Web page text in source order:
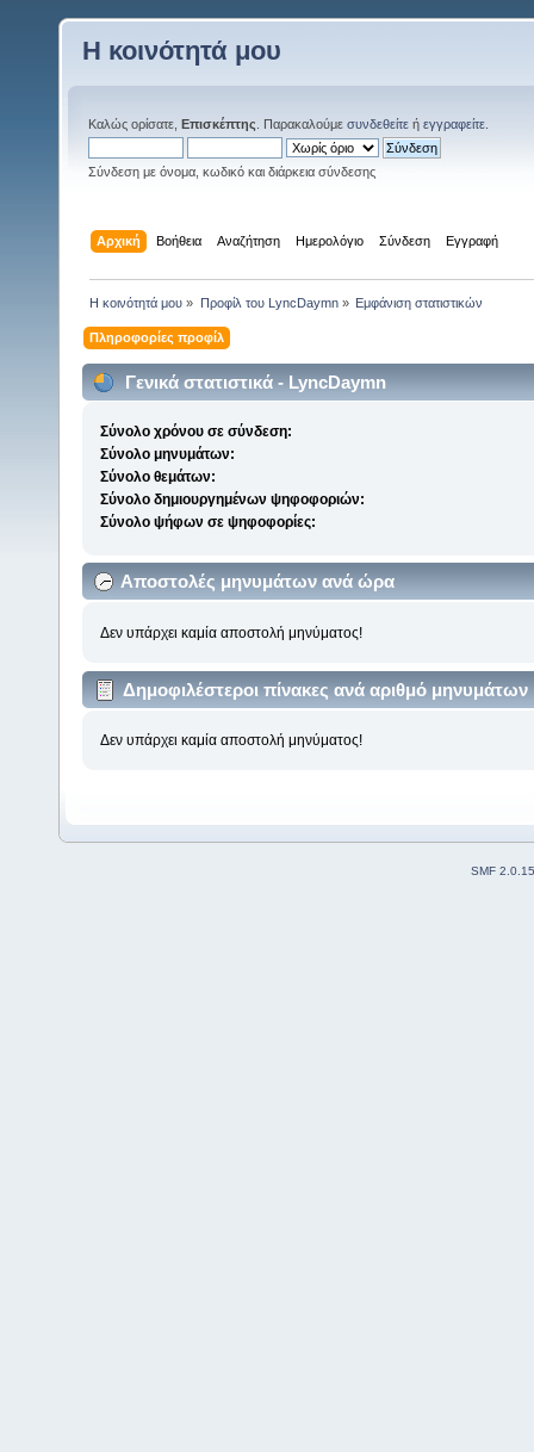
Η κοινότητά μου
Καλώς ορίσατε, Επισκέπτης . Παρακαλούμε συνδεθείτε ή εγγραφείτε
Σύνδεση με όνομα, κωδικό και διάρκεια σύνδεσης
Αρχική Βοήθεια Αναζήτηση Ημερολόγιο Σύνδεση Εγγραφή
Η κοινότητά μου » Προφίλ του LyncDaymn» Εμφάνιση στατιστικών
Πληροφορίες προφίλ
Γενικά στατιστικά - LyncDaymn
Σύνολο χρόνου σε σύνδεση:
Σύνολο μηνυμάτων:
Σύνολο θεμάτων:
Σύνολο δημιουργημένων ψηφοφοριών:
Σύνολο ψήφων σε ψηφοφορίες:
Αποστολές μηνυμάτων ανά ώρα
Δεν υπάρχει καμία αποστολή μηνύματος!
Δημοφιλέστεροι πίνακες ανά αριθμό μηνυμάτων
Δεν υπάρχει καμία αποστολή μηνύματος!
SMF 2.0.15